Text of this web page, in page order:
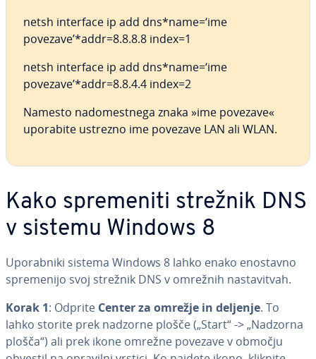
netsh interface ip add dns*name=‘ime
povezave’*addr=8.8.8.8 index=1
netsh interface ip add dns*name=‘ime
povezave’*addr=8.8.4.4 index=2
Namesto na­do­me­stne­ga znaka »ime povezave«
uporabite ustrezno ime povezave LAN ali WLAN.
Kako spre­me­ni­ti strežnik DNS
v sistemu Windows 8
Upo­rab­ni­ki sistema Windows 8 lahko enako enostavno
spre­me­ni­jo svoj strežnik DNS v omrežnih na­sta­vi­tvah.
Korak 1: Odprite Center za omrežje in deljenje. To
lahko storite prek nadzorne plošče („Start“ -> „Nadzorna
plošča“) ali prek ikone omrežne povezave v območju